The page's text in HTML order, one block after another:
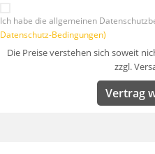
Ich habe die allgemeinen
Datenschutz-Bedingungen)
Die Preise verstehen sich soweit
zzgl.
Vertrag